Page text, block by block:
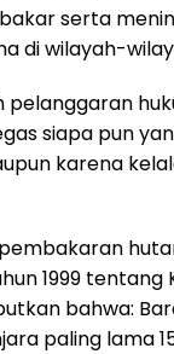
serta
di wilayah-
siapa pun
karena
1999 tentang
bahwa:
paling lama